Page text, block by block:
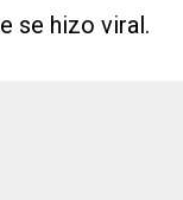
se hizo viral.